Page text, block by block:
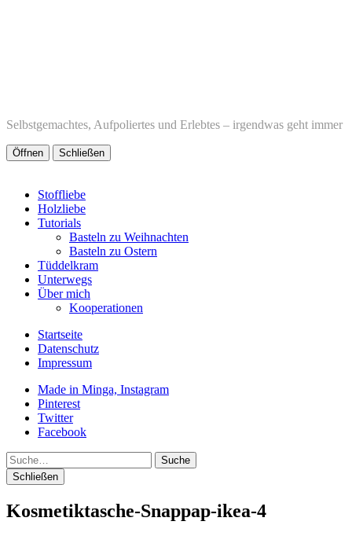
Selbstgemachtes, Aufpoliertes und Erlebtes – irgendwas geht immer
Öffnen Schließen
Stoffliebe
Holzliebe
Tutorials
Basteln zu Weihnachten
Basteln zu Ostern
Tüddelkram
Unterwegs
Über mich
Kooperationen
Startseite
Datenschutz
Impressum
Made in Minga, Instagram
Pinterest
Twitter
Facebook
Suche
Schließen
Kosmetiktasche-Snappap-ikea-4